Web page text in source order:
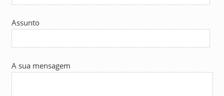
Assunto
A sua mensagem